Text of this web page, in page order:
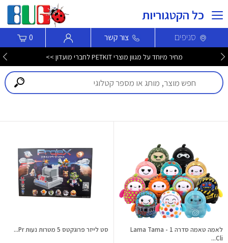
כל הקטגוריות
סניפים צור קשר 0
מחיר מיוחד על מגוון מוצרי PETKIT לחברי מועדון >>
לאמה טאמה סדרה 1 - Lama Tama
Cli...
סט לייזר פרוגקטס 5 מטרות נעות Pr...